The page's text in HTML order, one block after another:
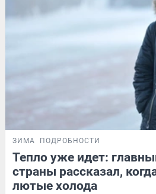
ЗИМА ПОДРОБНОСТИ
Тепло уже идет:
страны рассказал,
лютые холода